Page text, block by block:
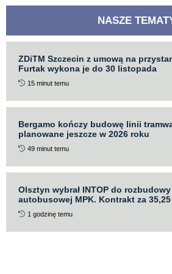
NASZE
ZDiTM Szczecin z umową na
Furtak wykona je do 30 listopada
15 minut temu
Bergamo kończy budowę linii
planowane jeszcze w 2026 roku
49 minut temu
Olsztyn wybrał INTOP do
autobusowej MPK. Kontrakt za 35,25
1 godzinę temu